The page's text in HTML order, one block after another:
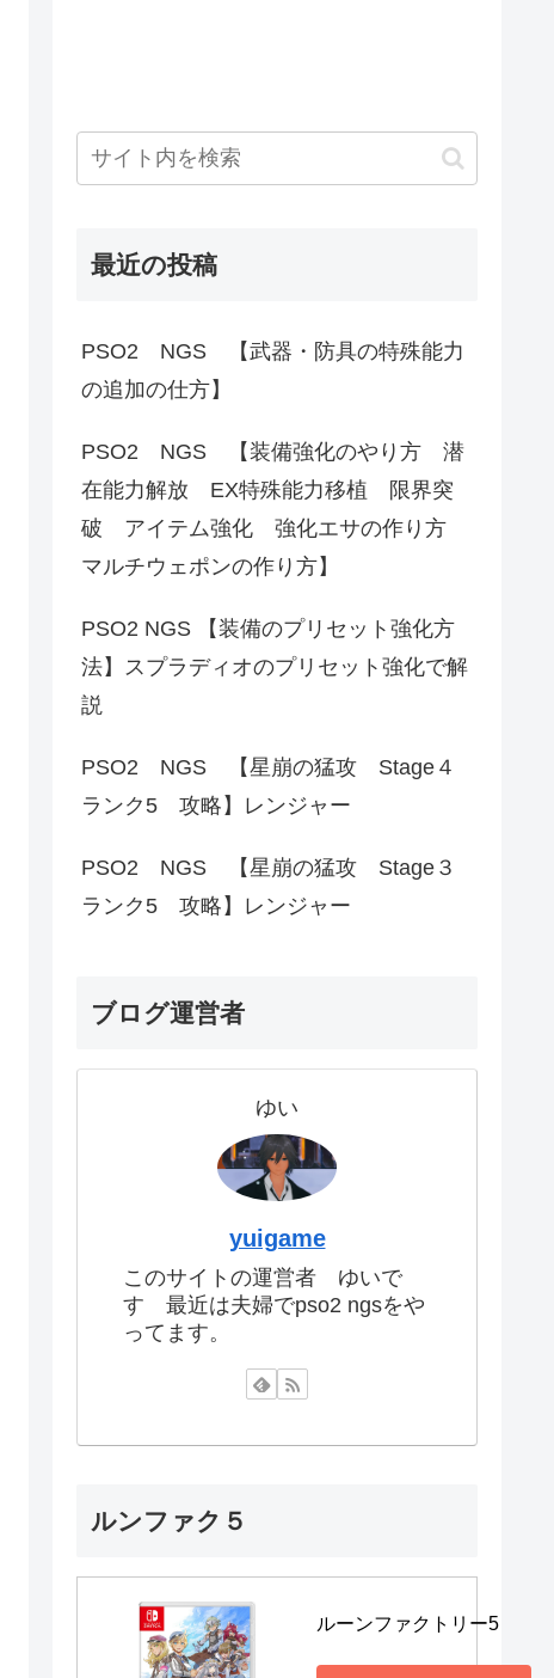
最近の投稿
PSO2 NGS 【武器・防具の特殊能力
の追加の仕方】
PSO2 NGS 【装備強化のやり方 潜
在能力解放 EX特殊能力移植 限界突
破 アイテム強化 強化エサの作り方
マルチウェポンの作り方】
PSO2 NGS 【装備のプリセット強化方
法】スプラディオのプリセット強化で解
説
PSO2 NGS 【星崩の猛攻 Stage４
ランク5 攻略】レンジャー
PSO2 NGS 【星崩の猛攻 Stage３
ランク5 攻略】レンジャー
ブログ運営者
ゆい
yuigame
このサイトの運営者 ゆいで
す 最近は夫婦でpso2 ngsをや
ってます。
ルンファク５
ルーンファクトリー5